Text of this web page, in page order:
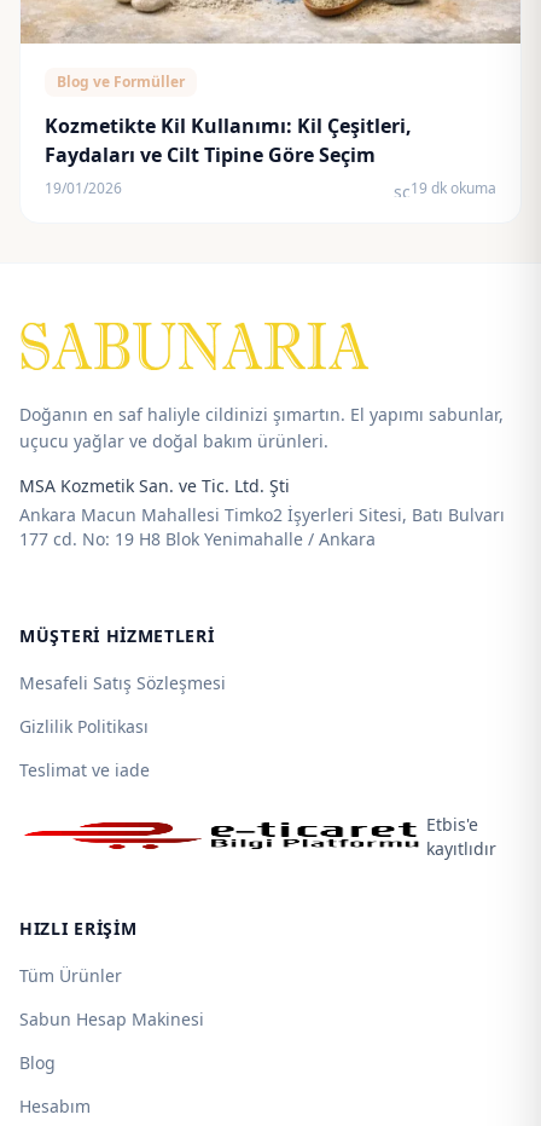
Blog ve Formüller
Kozmetikte Kil Kullanımı: Kil Çeşitleri,
Faydaları ve Cilt Tipine Göre Seçim
19/01/2026 schedule
19 dk okuma
Doğanın en saf haliyle cildinizi şımartın. El yapımı sabunlar,
uçucu yağlar ve doğal bakım ürünleri.
MSA Kozmetik San. ve Tic. Ltd. Şti
Ankara Macun Mahallesi Timko2 İşyerleri Sitesi, Batı Bulvarı
177 cd. No: 19 H8 Blok Yenimahalle / Ankara
MÜŞTERI HIZMETLERI
Mesafeli Satış Sözleşmesi
Gizlilik Politikası
Teslimat ve iade
Etbis'e
kayıtlıdır
HIZLI ERIŞIM
Tüm Ürünler
Sabun Hesap Makinesi
Blog
Hesabım